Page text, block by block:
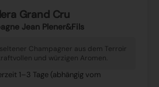
Grand Cru
Jean Plener&Fils
Champagner aus dem Terroir
und würzigen Aromen.
1–3 Tage (abhängig vom